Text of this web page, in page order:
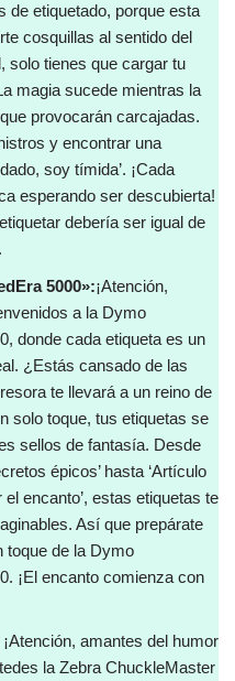
de etiquetado, porque esta
cosquillas al sentido del
solo tienes que cargar tu
magia sucede mientras la
provocarán carcajadas.
y encontrar una
soy tímida’. ¡Cada
esperando ser descubierta!
debería ser igual de
5000»:¡Atención,
a la Dymo
donde cada etiqueta es un
¿Estás cansado de las
te llevará a un reino de
solo toque, tus etiquetas se
sellos de fantasía. Desde
épicos’ hasta ‘Artículo
encanto’, estas etiquetas te
Así que prepárate
toque de la Dymo
¡El encanto comienza con
¡Atención, amantes del humor
la Zebra ChuckleMaster